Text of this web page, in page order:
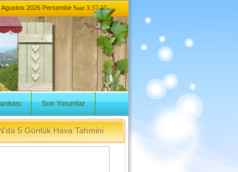
Agustos 2026 Persembe Saat 3:37:35
Son Yorumlar
5 Günlük Hava Tahmini